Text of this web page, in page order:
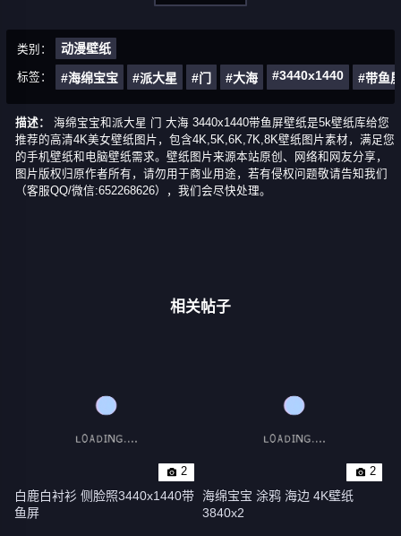
类别： 动漫壁纸
标签： #海绵宝宝 #派大星 #门 #大海 #3440x1440 #带鱼
描述：
海绵宝宝和派大星 门 大海 3440x1440带鱼屏壁纸是5k壁纸库给您
推荐的高清4K美女壁纸图片，包含4K,5K,6K,7K,8K壁纸图片素材，满足您
的手机壁纸和电脑壁纸需求。壁纸图片来源本站原创、网络和网友分享，
图片版权归原作者所有，请勿用于商业用途，若有侵权问题敬请告知我们
（客服QQ/微信:652268626），我们会尽快处理。
相关帖子
2
白鹿白衬衫 侧脸照3440x1440带
鱼屏
2
海绵宝宝 涂鸦 海边 4K壁纸
3840x2